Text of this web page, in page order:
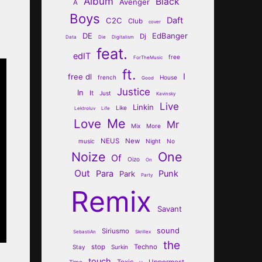
A
Boys C2C Club cover Daft
Data DE Die Digitalism Dj EdBanger
edIT feat. ForTheMusic free
free dl french ft. Good House I
In It Just Justice Kavinsky
Lektroluv Life Like Linkin Live
Love Me Mix More Mr
music NEUS New Night No
Noize Of Oizo On One
Out Para Park Party Punk
Remix Savant
SebastiAn Siriusmo Skrillex sound
Stay stop Surkin Techno the